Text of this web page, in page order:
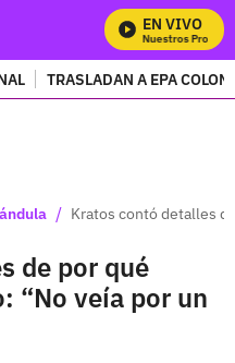
EN VIVO
Mira Todos Nuestros
TRASLADAN A EPA
/ Kratos contó detalles
de por qué
“No veía por un